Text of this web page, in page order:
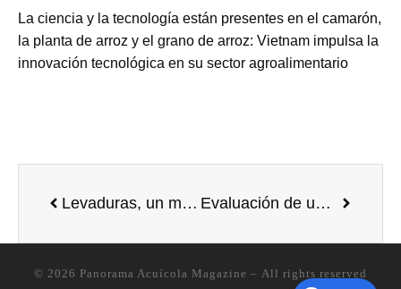
La ciencia y la tecnología están presentes en el camarón,
la planta de arroz y el grano de arroz: Vietnam impulsa la
innovación tecnológica en su sector agroalimentario
Levaduras, un microorganismo potencial para su uso en acuicultura Evaluación de un centro de investigación del sistema de acuicultura de recirculación diseñado para abordar las necesidades actuales de conocimiento en la producción de salmón del Atlántico
© 2026 Panorama Acuícola Magazine – All rights reserved